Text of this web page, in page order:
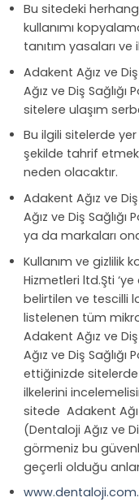
Bu sitedeki
kullanımı
tanıtım yasaları
Adakent Ağız ve
Ağız ve Diş
sitelere ulaşım
Bu ilgili sitelerde
şekilde tahrif
neden olacaktır.
Adakent Ağız ve
Ağız ve Diş
ya da markaları
Kullanım ve gizlilik
Hizmetleri ltd.Şti ‘ye
belirtilen ve tescilli
listelenen tüm
Adakent Ağız ve
Ağız ve Diş
ettiğinizde sitelerde
ilkelerini
sitede Adakent
(Dentaloji Ağız ve
görmeniz bu
geçerli olduğu